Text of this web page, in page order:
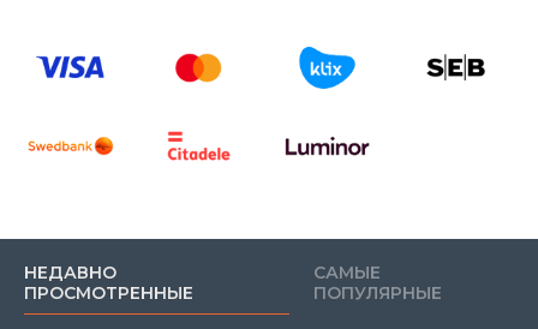
НЕДАВНО
ПРОСМОТРЕННЫЕ
САМЫЕ
ПОПУЛЯРНЫЕ